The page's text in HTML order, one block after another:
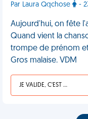
Par Laura Qqchose -
Aujourd'hui, on fête
Quand vient la
trompe de prénom
Gros malaise. VDM
JE VALIDE, C'EST UNE VDM